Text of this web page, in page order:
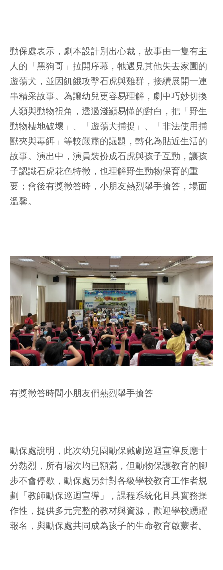
動保處表示，劇本設計別出心裁，故事由一隻有主
人的「黑狗哥」拉開序幕，牠遇見其他失去家園的
遊蕩犬，並因飢餓攻擊石虎與雞群，接續展開一連
串精采故事。為讓幼兒更容易理解，劇中巧妙切換
人類與動物視角，透過淺顯易懂的對白，把「野生
動物棲地破壞」、「遊蕩犬捕捉」、「非法使用捕
獸夾與毒餌」等較嚴肅的議題，轉化為貼近生活的
故事。演出中，演員裝扮成石虎與孩子互動，讓孩
子認識石虎花色特徵，也理解野生動物保育的重
要；會後有獎徵答時，小朋友熱烈舉手搶答，場面
溫馨。
有獎徵答時間小朋友們熱烈舉手搶答
動保處說明，此次幼兒園動保戲劇巡迴宣導反應十
分熱烈，所有場次均已額滿，但動物保護教育的腳
步不會停歇，動保處另針對各級學校教育工作者規
劃「教師動保巡迴宣導」，課程系統化且具實務操
作性，提供多元完整的教材與資源，歡迎學校踴躍
報名，與動保處共同成為孩子的生命教育啟蒙者。